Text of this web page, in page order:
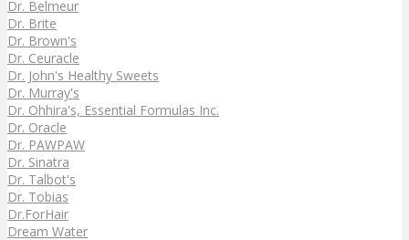
Dr. Belmeur
Dr. Brite
Dr. Brown's
Dr. Ceuracle
Dr. John's Healthy Sweets
Dr. Murray's
Dr. Ohhira's, Essential Formulas Inc.
Dr. Oracle
Dr. PAWPAW
Dr. Sinatra
Dr. Talbot's
Dr. Tobias
Dr.ForHair
Dream Water